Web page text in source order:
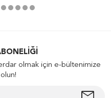
olmak için e-bültenimize